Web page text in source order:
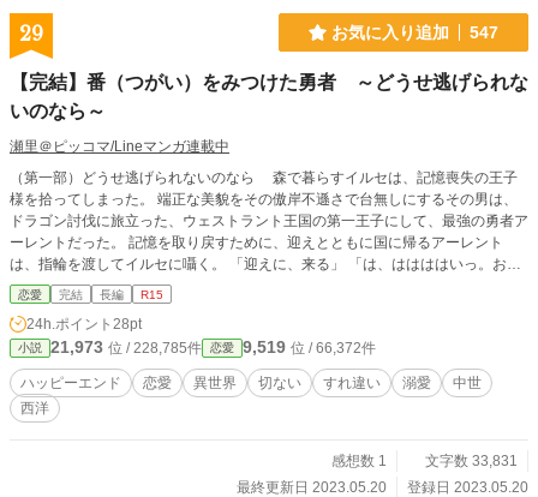
29 お気に入り追加 547
【完結】番（つがい）をみつけた勇者 ～どうせ逃げられな
いのなら～
瀬里＠ピッコマ/Lineマンガ連載中
（第一部）どうせ逃げられないのなら 森で暮らすイルセは、記憶喪失の王子
様を拾ってしまった。 端正な美貌をその傲岸不遜さで台無しにするその男は、
ドラゴン討伐に旅立った、ウェストラント王国の第一王子にして、最強の勇者ア
ーレントだった。 記憶を取り戻すために、迎えとともに国に帰るアーレント
は、指輪を渡してイルセに囁く。 「迎えに、来る」 「は、ははははいっ。お待
ち、しております」 けれどイルセは、逃亡した。 なぜならば、勇者の記憶を奪
ったのは、何を隠そう、イルセ本人だったのだから。 イルセには、勇者アーレ
ントから逃げなければならない大きな秘密があったのだ。 追ってくるアーレン
トに、イルセは覚悟を決める。 どうせ逃げられないのなら──。 「隷属も、生贄
もお断わりよ」 「たたき伏せてやる。お前は、俺の獲物だ」 --------- シリアス
調溺愛ラブコメです。 （第二部）どうせ捨てられないのなら 全八話 勇者ア
ーレントの妹、最強の治癒魔導士アンジェリカが主人公です。 この想い、ど
恋愛 完結 長編 R15
24h.ポイント 28pt
小説 21,973 位 / 228,785件 恋愛 9,519 位 / 66,372件
ハッピーエンド 恋愛 異世界 切ない すれ違い 溺愛
中世
西洋
感想数 1
文字数 33,831
最終更新日 2023.05.20
登録日 2023.05.20